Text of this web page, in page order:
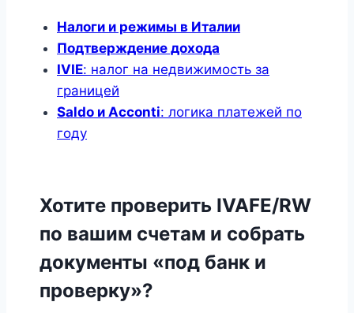
Налоги и режимы в Италии
Подтверждение дохода
IVIE: налог на недвижимость за
границей
Saldo и Acconti: логика платежей по
году
Хотите проверить IVAFE/RW
по вашим счетам и собрать
документы «под банк и
проверку»?